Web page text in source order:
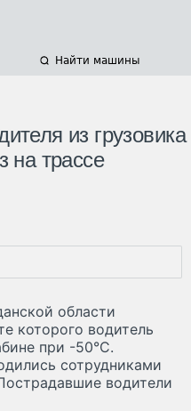
Найти машины
из грузовика
на трассе
области
которого водитель
при -50°C.
сотрудниками
водители